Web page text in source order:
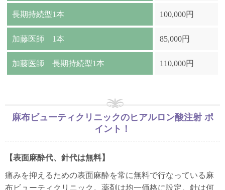
長期持続型1本 100,000円
加藤医師 1本 85,000円
加藤医師 長期持続型1本 110,000円
麻布ビューティクリニックのヒアルロン酸注射 ポ
イント！
【表面麻酔代、針代は無料】
痛みを抑えるための表面麻酔を常に無料で行なっている麻
布ビューティクリニック。薬剤は均一価格に設定。針は何